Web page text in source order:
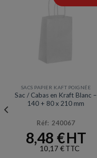
SACS PAPIER KAFT POIGNÉE
Sac / Cabas en Kraft Blanc –
140 + 80 x 210 mm
Réf: 240067
8,48 €
10,17 €